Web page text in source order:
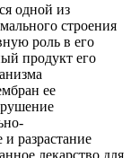
одной из
строения
роль в его
продукт его
ее
разрастание
лекарство для